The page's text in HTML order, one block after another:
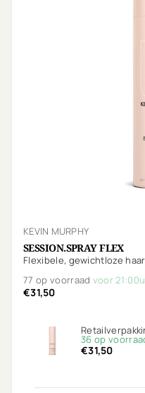
KEVIN MURPHY
SESSION.SPRAY FLEX
Flexibele, gewichtloze
77 op voorraad voor
€31,50
36 op
€31,50